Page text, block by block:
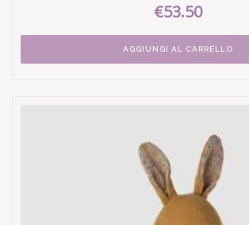
€53.50
AGGIUNGI AL CARRELLO